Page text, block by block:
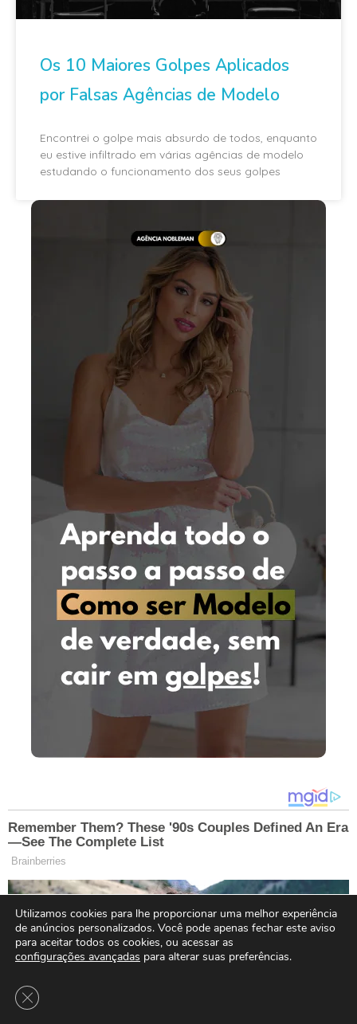
Os 10 Maiores Golpes Aplicados
por Falsas Agências de Modelo
Encontrei o golpe mais absurdo de todos, enquanto
eu estive infiltrado em várias agências de modelo
estudando o funcionamento dos seus golpes
Utilizamos cookies para lhe proporcionar uma melhor experiência
de anúncios personalizados. Você pode apenas fechar este aviso
para aceitar todos os cookies, ou acessar as
configurações avançadas para alterar suas preferências.
Close GDPR Cookie Banner